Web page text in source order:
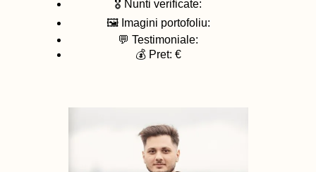
🎖️ Nunti verificate:
🖼️ Imagini portofoliu:
💬 Testimoniale:
💰 Pret: €